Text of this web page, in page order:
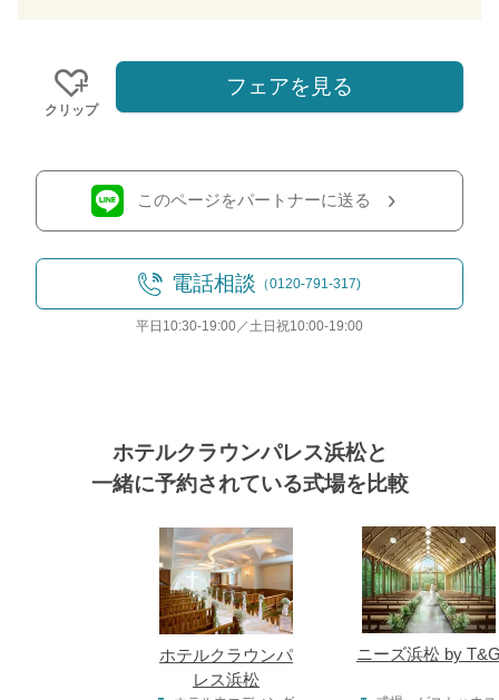
クリップ
フェアを見る
このページをパートナーに送る
電話相談 （0120-791-317)
平日10:30-19:00／土日祝10:00-19:00
ホテルクラウンパレス浜松と
一緒に予約されている式場を比較
ホテルクラウンパ
レス浜松
ニーズ浜松 by